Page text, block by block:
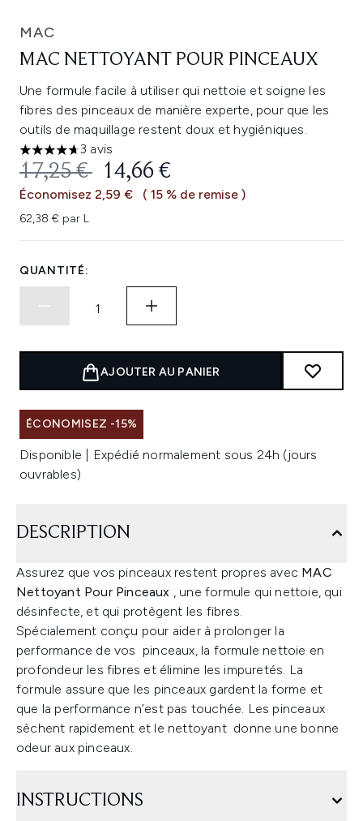
MAC
MAC NETTOYANT POUR PINCEAUX
Une formule facile à utiliser qui nettoie et soigne les
fibres des pinceaux de manière experte, pour que les
outils de maquillage restent doux et hygiéniques.
4.67 étoiles sur un maximum de 5
3 avis
PRIX DE VENTE :
17,25 € PRIX ​​ACTUEL :
14,66 €
Économisez 2,59 € ( 15 % de remise )
62,38 € par L
QUANTITÉ:
AJOUTER AU PANIER
ÉCONOMISEZ -15%
Disponible | Expédié normalement sous 24h (jours
ouvrables)
DESCRIPTION
Assurez que vos pinceaux restent propres avec MAC
Nettoyant Pour Pinceaux , une formule qui nettoie, qui
désinfecte, et qui protègent les fibres.
Spécialement conçu pour aider à prolonger la
performance de vos pinceaux, la formule nettoie en
profondeur les fibres et élimine les impuretés. La
formule assure que les pinceaux gardent la forme et
que la performance n’est pas touchée. Les pinceaux
sèchent rapidement et le nettoyant donne une bonne
odeur aux pinceaux.
INSTRUCTIONS